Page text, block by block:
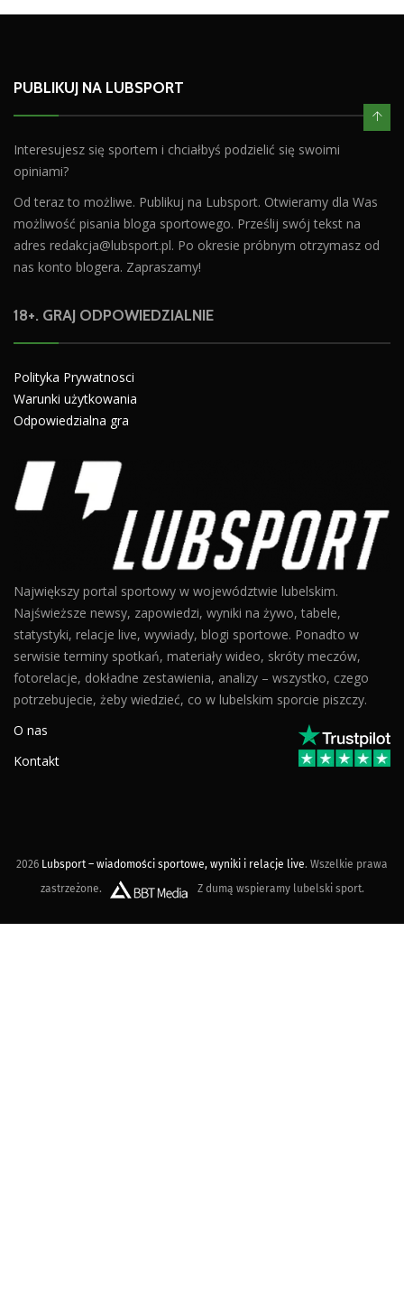
PUBLIKUJ NA LUBSPORT
Interesujesz się sportem i chciałbyś podzielić się swoimi
opiniami?
Od teraz to możliwe. Publikuj na Lubsport. Otwieramy dla Was
możliwość pisania bloga sportowego. Prześlij swój tekst na
adres redakcja@lubsport.pl. Po okresie próbnym otrzymasz od
nas konto blogera. Zapraszamy!
18+. GRAJ ODPOWIEDZIALNIE
Polityka Prywatnosci
Warunki użytkowania
Odpowiedzialna gra
Największy portal sportowy w województwie lubelskim.
Najświeższe newsy, zapowiedzi, wyniki na żywo, tabele,
statystyki, relacje live, wywiady, blogi sportowe. Ponadto w
serwisie terminy spotkań, materiały wideo, skróty meczów,
fotorelacje, dokładne zestawienia, analizy – wszystko, czego
potrzebujecie, żeby wiedzieć, co w lubelskim sporcie piszczy.
O nas
Kontakt
2026 Lubsport – wiadomości sportowe, wyniki i relacje live. Wszelkie prawa
zastrzeżone.
Z dumą wspieramy lubelski sport.